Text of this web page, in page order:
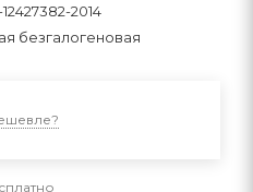
2014
безгалогеновая